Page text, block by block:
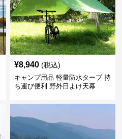
¥8,940 (税込)
キャンプ用品 軽量防水タープ 持
ち運び便利 野外日よけ天幕